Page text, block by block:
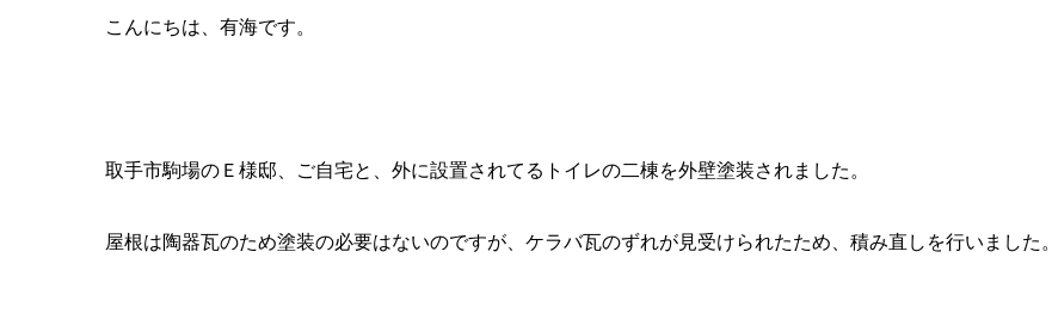
こんにちは、有海です。
取手市駒場のＥ様邸、ご自宅と、外に設置されてるトイレの二棟を外壁塗装されました。
屋根は陶器瓦のため塗装の必要はないのですが、ケラバ瓦のずれが見受けられたため、積み直しを行いました。